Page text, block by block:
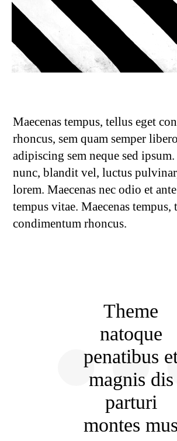
Maecenas tempus, tellus eget
rhoncus, sem quam semper
adipiscing sem neque sed
nunc, blandit vel, luctus
lorem. Maecenas nec odio et
tempus vitae. Maecenas tempus,
condimentum rhoncus.
Theme
natoque
penatibus
magnis dis
parturi
montes mus